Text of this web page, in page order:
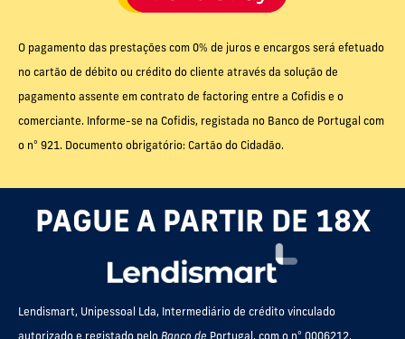
O pagamento das prestações com 0% de juros e encargos será efetuado
no cartão de débito ou crédito do cliente através da solução de
pagamento assente em contrato de factoring entre a Cofidis e o
comerciante. Informe-se na Cofidis, registada no Banco de Portugal com
o nº 921. Documento obrigatório: Cartão do Cidadão.
PAGUE A PARTIR DE 18X
Lendismart, Unipessoal Lda, Intermediário de crédito vinculado